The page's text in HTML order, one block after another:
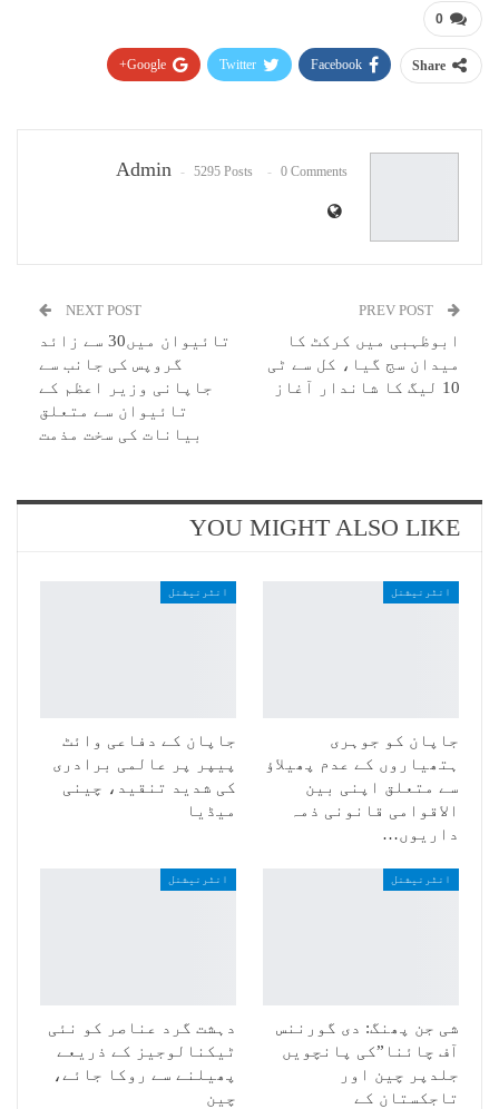
0
Share
Facebook
Twitter
Google+
Admin 5295 Posts 0 Comments
ابوظہبی میں کرکٹ کا
میدان سج گیا، کل سے ٹی
10 لیگ کا شاندار آغاز
NEXT POST
تائیوان میں30 سے زائد
گروپس کی جانب سے
جاپانی وزیر اعظم کے
تائیوان سے متعلق
بیانات کی سخت مذمت
YOU MIGHT ALSO LIKE
انٹرنیشنل
جاپان کو جوہری
ہتھیاروں کے عدم پھیلاؤ
سے متعلق اپنی بین
الاقوامی قانونی ذمہ
داریوں…
انٹرنیشنل
جاپان کے دفاعی وائٹ
پیپر پر عالمی برادری
کی شدید تنقید، چینی
میڈیا
انٹرنیشنل
شی جن پھنگ: دی گورننس
آف چائنا”کی پانچویں
جلدپر چین اور
تاجکستان کے
انٹرنیشنل
دہشت گرد عناصر کو نئی
ٹیکنالوجیز کے ذریعے
پھیلنے سے روکا جائے،
چین